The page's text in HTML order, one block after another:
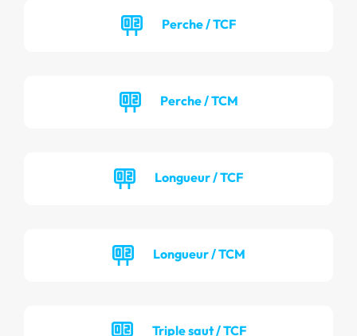
Perche / TCF
Perche / TCM
Longueur / TCF
Longueur / TCM
Triple saut / TCF